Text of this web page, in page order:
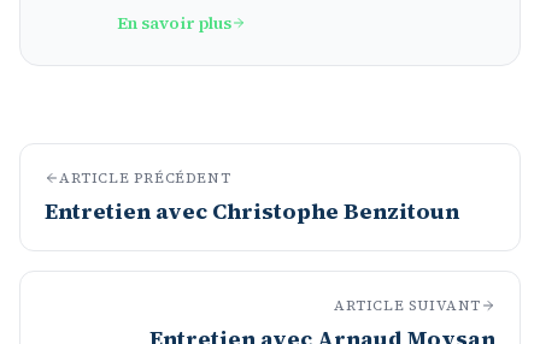
En savoir plus
ARTICLE PRÉCÉDENT
Entretien avec Christophe Benzitoun
ARTICLE SUIVANT